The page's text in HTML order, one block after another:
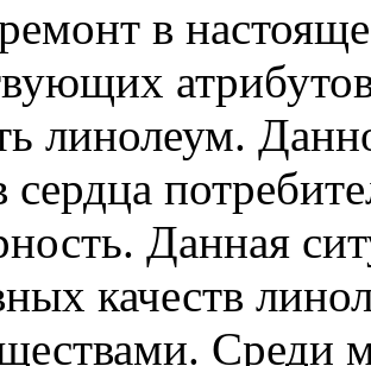
в
линолеум.
Данная
качеств
Среди